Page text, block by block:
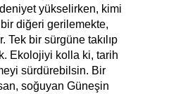
yükselirken, kimi
diğeri gerilemekte,
Tek bir sürgüne takılıp
Ekolojiyi kolla ki, tarih
sürdürebilsin. Bir
soğuyan Güneşin